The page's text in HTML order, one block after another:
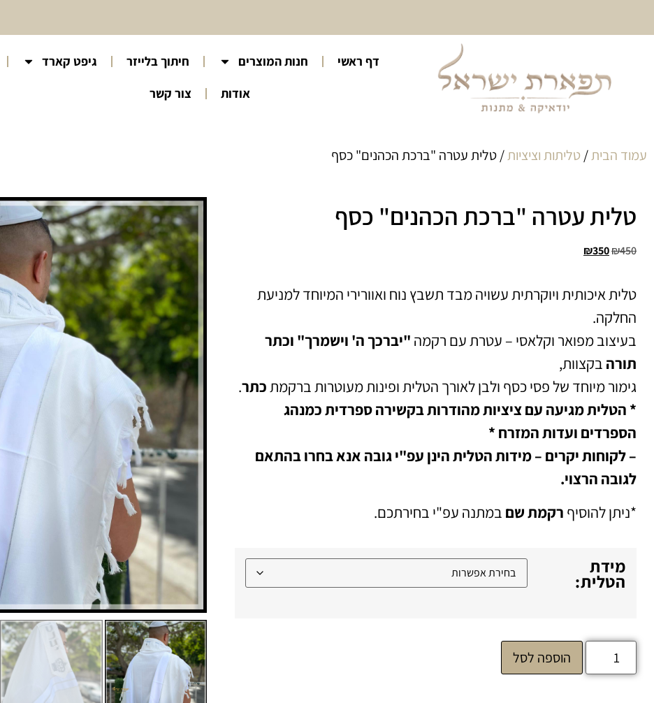
10% הנחה על כל קטגוריית
כיסוי לטלית ולתפילין דף ראשי חנות המוצרים חיתוך בלייזר
גיפט קארד
אודות
צור קשר
עמוד הבית/ טליתות וציציות/ טלית עטרה "ברכת הכהנים" כסף
טלית עטרה "ברכת הכהנים" כסף
₪450
₪350
טלית איכותית ויוקרתית עשויה מבד תשבץ נוח ואוורירי המיוחד למניעת
החלקה.
בעיצוב מפואר וקלאסי – עטרת עם רקמה "יברכך ה' וישמרך" וכתר
תורה בקצוות,
גימור מיוחד של פסי כסף ולבןלאורך הטלית ופינות מעוטרות ברקמתכתר.
* הטלית מגיעה עם ציציות מהודרות בקשירה ספרדית כמנהג
הספרדים ועדות המזרח *
– לקוחות יקרים – מידות הטלית הינן עפ"י גובה אנא בחרו בהתאם
לגובה הרצוי.
*ניתן להוסיף רקמת שם במתנה עפ"י בחירתכם.
מידת
הטלית:
הוספה לסל